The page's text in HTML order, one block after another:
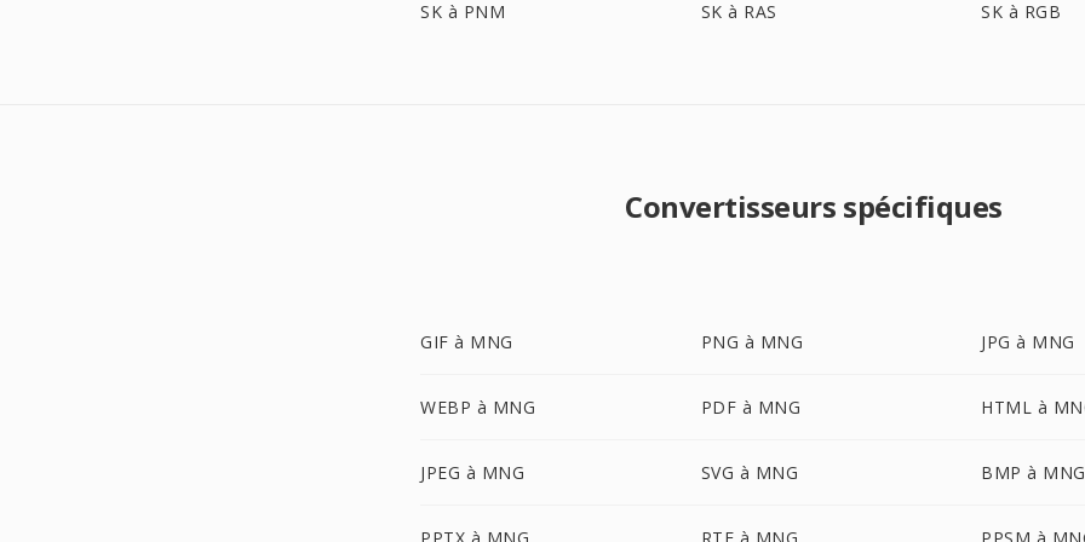
SK à PNM SK à RAS SK à RGB
Convertisseurs spécifiques
GIF à MNG PNG à MNG JPG à MNG
WEBP à MNG PDF à MNG HTML à
JPEG à MNG SVG à MNG BMP à MNG